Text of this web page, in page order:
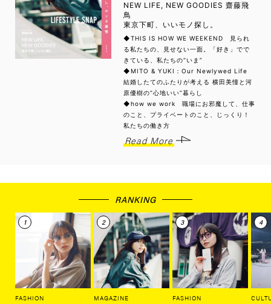
NEW LIFE, NEW GOODIES 齋藤飛
鳥
東京下町、いいモノ探し。
◆THIS IS HOW WE WEEKEND 見られ
る私たちの、見せない一面。「好き」でで
きている、私たちの“いま”
◆MITO & YUKI：Our Newlywed Life
結婚したてのふたりが考える 横田美憧と河
原優樹の“心地いい”暮らし
◆how we work 職場にお邪魔して、仕事
のこと、プライベートのこと、じっくり！
私たちの働き方
Read More
RANKING
FASHION
MAGAZINE
FASHION